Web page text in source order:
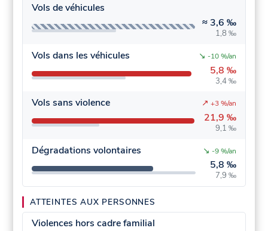
Vols de véhicules
≈ 3,6 ‰
1,8 ‰
Vols dans les véhicules
5,8 ‰
3,4 ‰
↘ -10 %/an
Vols sans violence
21,9 ‰
9,1 ‰
↗ +3 %/an
Dégradations volontaires
5,8 ‰
7,9 ‰
↘ -9 %/an
ATTEINTES AUX PERSONNES
Violences hors cadre familial